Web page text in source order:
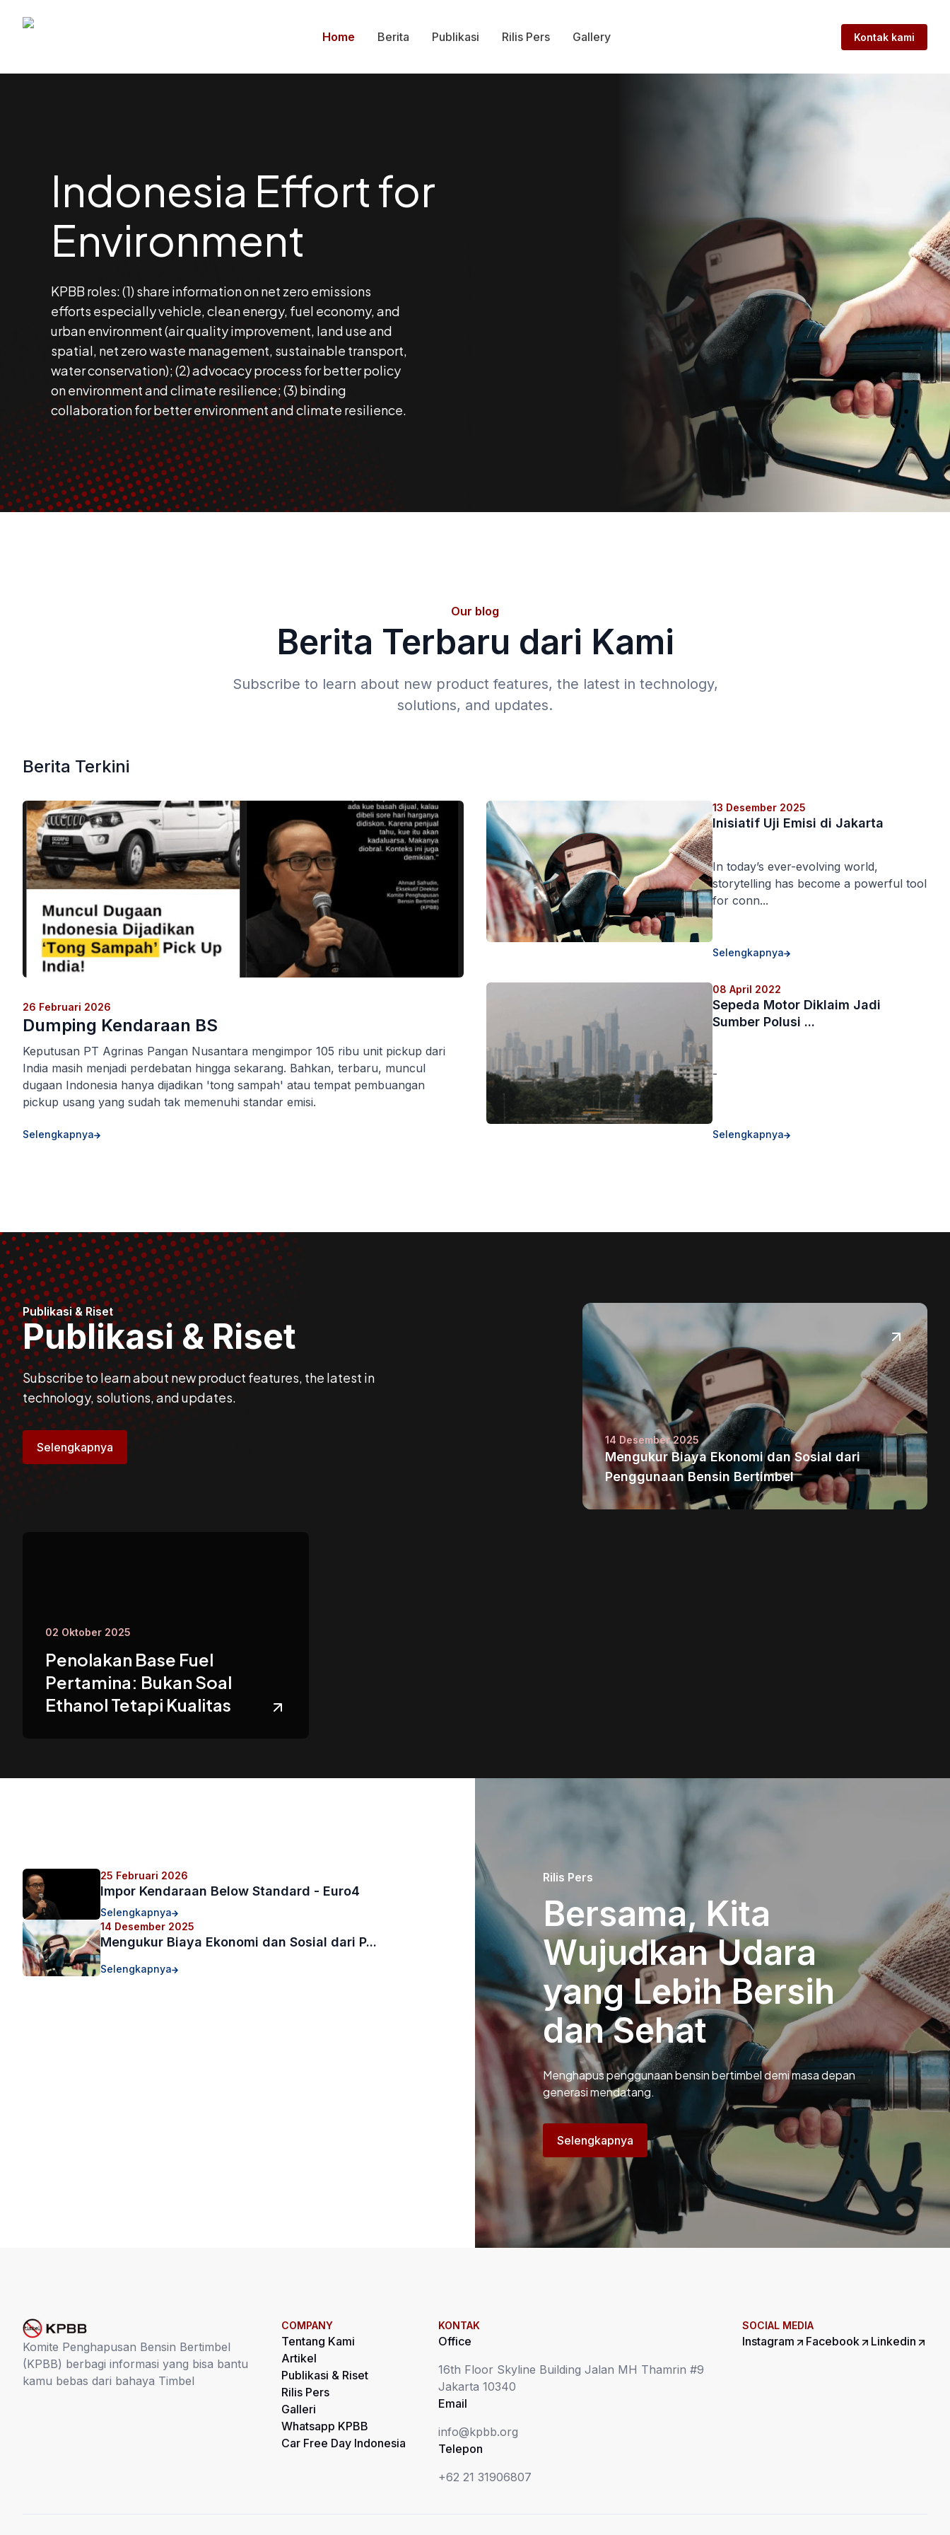
Home Berita Publikasi Rilis Pers Gallery Kontak kami
Indonesia Effort for
Environment
KPBB roles: (1) share information on net zero emissions
efforts especially vehicle, clean energy, fuel economy, and
urban environment (air quality improvement, land use and
spatial, net zero waste management, sustainable transport,
water conservation); (2) advocacy process for better policy
on environment and climate resilience; (3) binding
collaboration for better environment and climate resilience.
Our blog
Berita Terbaru dari Kami
Subscribe to learn about new product features, the latest in technology,
solutions, and updates.
Berita Terkini
26 Februari 2026
Dumping Kendaraan BS
Keputusan PT Agrinas Pangan Nusantara mengimpor 105 ribu unit pickup dari
India masih menjadi perdebatan hingga sekarang. Bahkan, terbaru, muncul
dugaan Indonesia hanya dijadikan 'tong sampah' atau tempat pembuangan
pickup usang yang sudah tak memenuhi standar emisi.
Selengkapnya
13 Desember 2025
Inisiatif Uji Emisi di Jakarta
In today’s ever-evolving world,
storytelling has become a powerful tool
for conn...
Selengkapnya
08 April 2022
Sepeda Motor Diklaim Jadi
Sumber Polusi ...
-
Selengkapnya
Publikasi & Riset
Publikasi & Riset
Subscribe to learn about new product features, the latest in
technology, solutions, and updates.
Selengkapnya
14 Desember 2025
Mengukur Biaya Ekonomi dan Sosial dari
Penggunaan Bensin Bertimbel
02 Oktober 2025
Penolakan Base Fuel
Pertamina: Bukan Soal
Ethanol Tetapi Kualitas
25 Februari 2026
Impor Kendaraan Below Standard - Euro4
Selengkapnya
14 Desember 2025
Mengukur Biaya Ekonomi dan Sosial dari P...
Selengkapnya
Rilis Pers
Bersama, Kita
Wujudkan Udara
yang Lebih Bersih
dan Sehat
Menghapus penggunaan bensin bertimbel demi masa depan
generasi mendatang.
Selengkapnya
Komite Penghapusan Bensin Bertimbel
(KPBB) berbagi informasi yang bisa bantu
kamu bebas dari bahaya Timbel
COMPANY
Tentang Kami
Artikel
Publikasi & Riset
Rilis Pers
Galleri
Whatsapp KPBB
Car Free Day Indonesia
KONTAK
Office
16th Floor Skyline Building Jalan MH Thamrin #9
Jakarta 10340
Email
info@kpbb.org
Telepon
+62 21 31906807
SOCIAL MEDIA
Instagram Facebook Linkedin